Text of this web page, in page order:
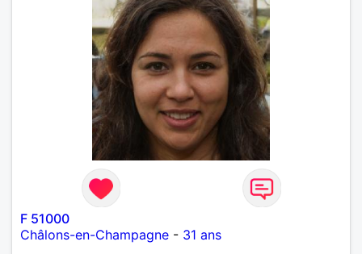
F 51000
Châlons-en-Champagne - 31 ans